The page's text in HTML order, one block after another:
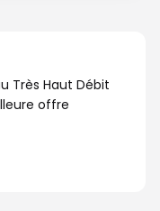
Très Haut Débit
offre